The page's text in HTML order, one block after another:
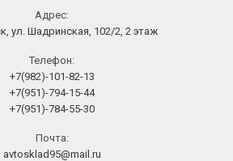
Адрес:
ул. Шадринская, 102/2, 2 этаж
Телефон:
+7(982)-101-82-13
+7(951)-794-15-44
+7(951)-784-55-30
Почта:
avtosklad95@mail.ru